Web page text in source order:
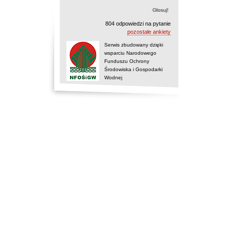
804 odpowiedzi na pytanie
pozostałe ankiety
Serwis zbudowany dzięki
wsparciu Narodowego
Funduszu Ochrony
Środowiska i Gospodarki
Wodnej